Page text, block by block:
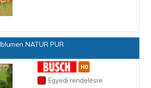
NATUR PUR
Egyedi rendelésre